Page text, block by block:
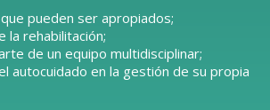
pueden ser apropiados;
la rehabilitación;
de un equipo multidisciplinar;
autocuidado en la gestión de su propia